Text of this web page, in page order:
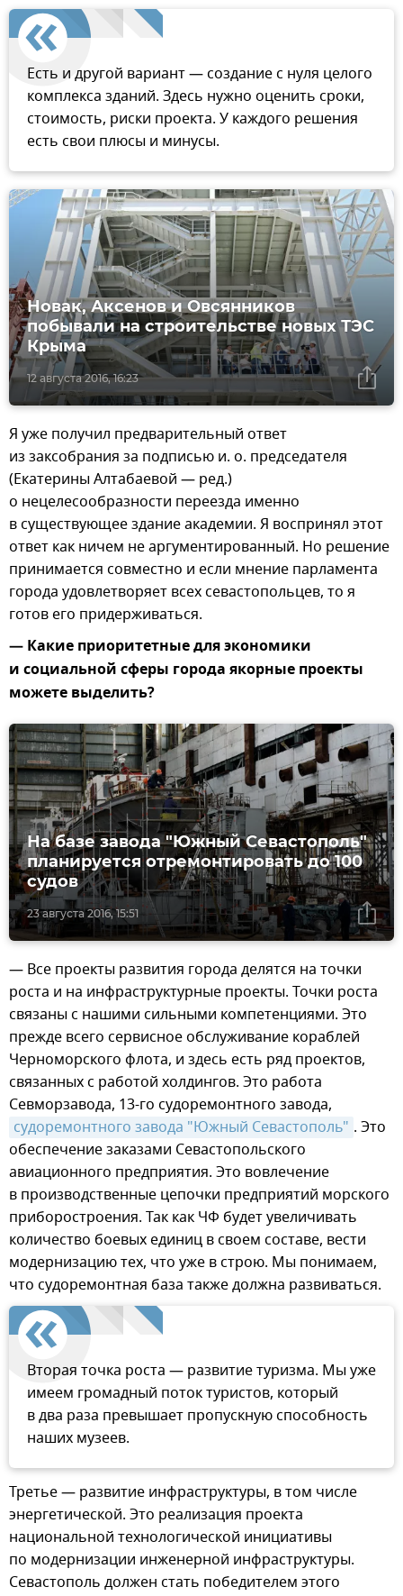
Есть и другой вариант — создание с нуля целого
комплекса зданий. Здесь нужно оценить сроки,
стоимость, риски проекта. У каждого решения
есть свои плюсы и минусы.
12 августа 2016, 16:23
Новак, Аксенов и Овсянников
побывали на строительстве новых ТЭС
Крыма
Я уже получил предварительный ответ
из заксобрания за подписью и. о. председателя
(Екатерины Алтабаевой — ред.)
о нецелесообразности переезда именно
в существующее здание академии. Я воспринял этот
ответ как ничем не аргументированный. Но решение
принимается совместно и если мнение парламента
города удовлетворяет всех севастопольцев, то я
готов его придерживаться.
— Какие приоритетные для экономики
и социальной сферы города якорные проекты
можете выделить?
23 августа 2016, 15:51
На базе завода "Южный Севастополь"
планируется отремонтировать до 100
судов
— Все проекты развития города делятся на точки
роста и на инфраструктурные проекты. Точки роста
связаны с нашими сильными компетенциями. Это
прежде всего сервисное обслуживание кораблей
Черноморского флота, и здесь есть ряд проектов,
связанных с работой холдингов. Это работа
Севморзавода, 13-го судоремонтного завода,
судоремонтного завода "Южный Севастополь" . Это
обеспечение заказами Севастопольского
авиационного предприятия. Это вовлечение
в производственные цепочки предприятий морского
приборостроения. Так как ЧФ будет увеличивать
количество боевых единиц в своем составе, вести
модернизацию тех, что уже в строю. Мы понимаем,
что судоремонтная база также должна развиваться.
Вторая точка роста — развитие туризма. Мы уже
имеем громадный поток туристов, который
в два раза превышает пропускную способность
наших музеев.
Третье — развитие инфраструктуры, в том числе
энергетической. Это реализация проекта
национальной технологической инициативы
по модернизации инженерной инфраструктуры.
Севастополь должен стать победителем этого